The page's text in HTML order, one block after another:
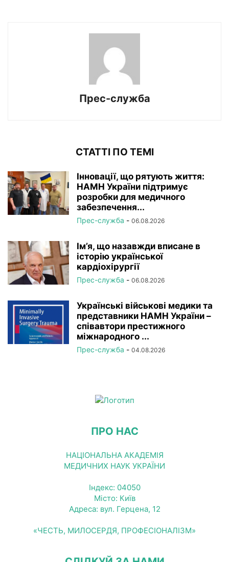
Прес-служба
СТАТТІ ПО ТЕМІ
Інновації, що рятують життя:
НАМН України підтримує
розробки для медичного
забезпечення...
Прес-служба - 06.08.2026
Ім’я, що назавжди вписане в
історію української
кардіохірургії
Прес-служба - 06.08.2026
Українські військові медики та
представники НАМН України –
співавтори престижного
міжнародного ...
Прес-служба - 04.08.2026
ПРО НАС
НАЦІОНАЛЬНА АКАДЕМІЯ
МЕДИЧНИХ НАУК УКРАЇНИ
Індекс: 04050
Місто: Київ
Адреса: вул. Герцена, 12
«ЧЕСТЬ, МИЛОСЕРДЯ, ПРОФЕСІОНАЛІЗМ»